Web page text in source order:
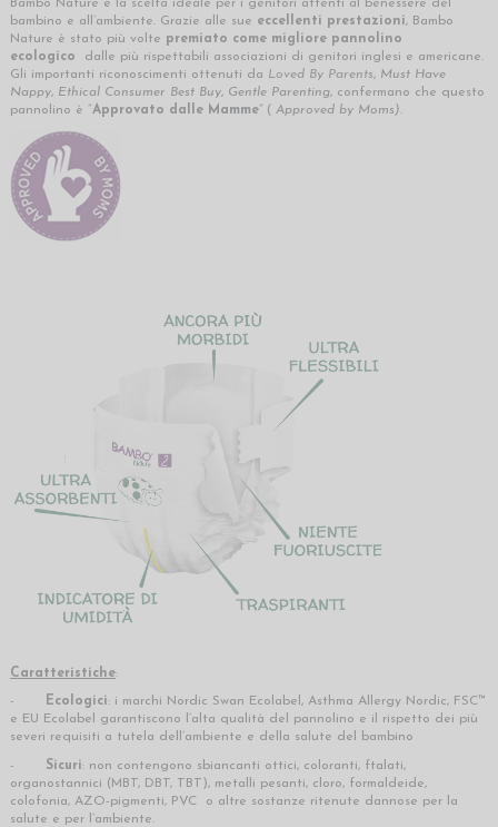
Bambo Nature è la scelta ideale per i genitori attenti al benessere del
bambino e all’ambiente. Grazie alle sue eccellenti prestazioni, Bambo
Nature è stato più volte premiato come migliore pannolino
ecologico dalle più rispettabili associazioni di genitori inglesi e americane.
Gli importanti riconoscimenti ottenuti da Loved By Parents, Must Have
Nappy, Ethical Consumer Best Buy, Gentle Parenting, confermano che questo
pannolino è “Approvato dalle Mamme” ( Approved by Moms).
Caratteristiche:
- Ecologici: i marchi Nordic Swan Ecolabel, Asthma Allergy Nordic, FSC™
e EU Ecolabel garantiscono l’alta qualità del pannolino e il rispetto dei più
severi requisiti a tutela dell’ambiente e della salute del bambino
- Sicuri: non contengono sbiancanti ottici, coloranti, ftalati,
organostannici (MBT, DBT, TBT), metalli pesanti, cloro, formaldeide,
colofonia, AZO-pigmenti, PVC o altre sostanze ritenute dannose per la
salute e per l’ambiente.